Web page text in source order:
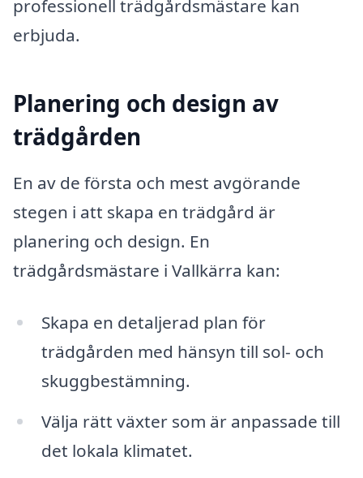
professionell trädgårdsmästare kan
erbjuda.
Planering och design av
trädgården
En av de första och mest avgörande
stegen i att skapa en trädgård är
planering och design. En
trädgårdsmästare i Vallkärra kan:
Skapa en detaljerad plan för
trädgården med hänsyn till sol- och
skuggbestämning.
Välja rätt växter som är anpassade till
det lokala klimatet.